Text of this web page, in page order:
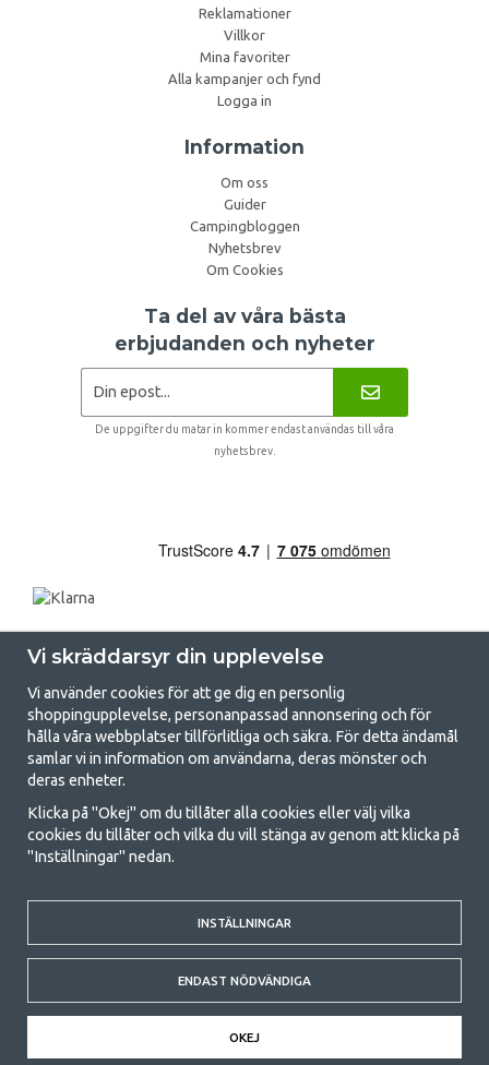
Reklamationer
Villkor
Mina favoriter
Alla kampanjer och fynd
Logga in
Information
Om oss
Guider
Campingbloggen
Nyhetsbrev
Om Cookies
Ta del av våra bästa
erbjudanden och nyheter
De uppgifter du matar in kommer endast användas till våra
nyhetsbrev.
GetCamping.se - Din butik för camping
och uteliv
Att campa kan antingen vara en livsstil eller ett sätt att samla familjen
för ett gemensamt äventyr. Oavsett vilken kategori du tillhör hittar du
med att campa så därför erbjuder vi riktigt bra priser på familjetält,
husvagnstält och all annan utrustning för camping och friluftsliv. Vårt
mål är att i varje priskategori erbjuda den bästa campingutrustningen
gällande kvalitet och funktionalitet. Ta gärna kontakt med oss om det
är något du saknar eller vill veta mer om.
© 2020 GetCamping. All rights reserved.
Vi skräddarsyr din upplevelse
Vi använder cookies för att ge dig en personlig
shoppingupplevelse, personanpassad annonsering och för
hålla våra webbplatser tillförlitliga och säkra. För detta ändamål
samlar vi in information om användarna, deras mönster och
deras enheter.
Klicka på "Okej" om du tillåter alla cookies eller välj vilka
cookies du tillåter och vilka du vill stänga av genom att klicka på
"Inställningar" nedan.
INSTÄLLNINGAR
ENDAST NÖDVÄNDIGA
OKEJ